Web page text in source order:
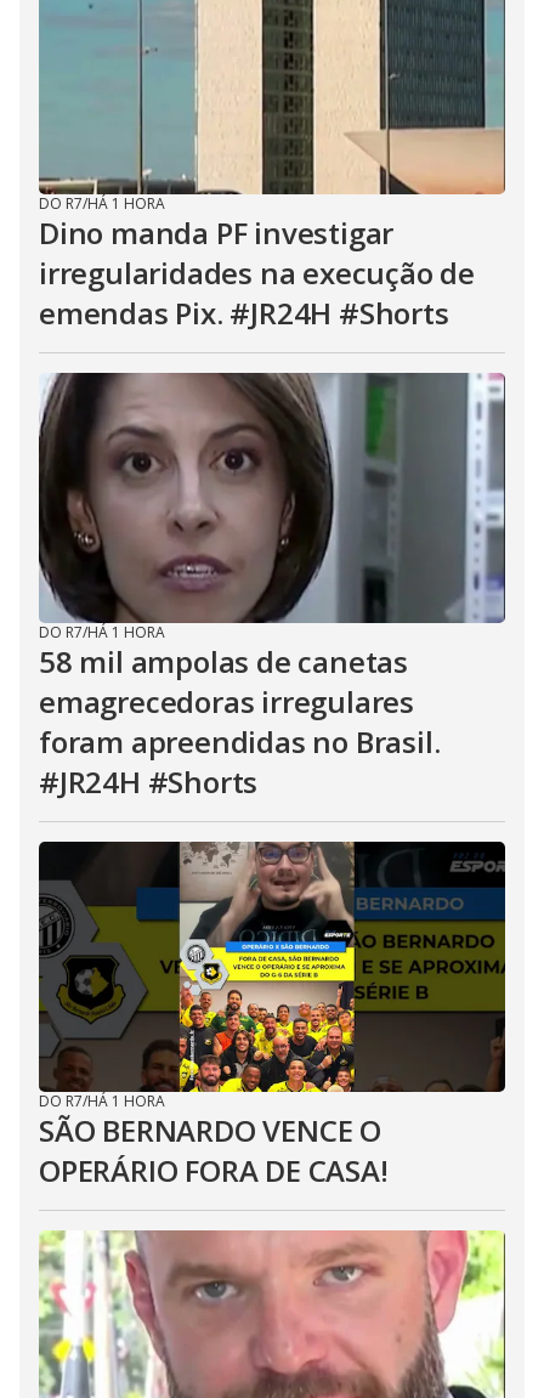
DO R7/HÁ 1 HORA
Dino manda PF investigar
irregularidades na execução de
emendas Pix. #JR24H #Shorts
DO R7/HÁ 1 HORA
58 mil ampolas de canetas
emagrecedoras irregulares
foram apreendidas no Brasil.
#JR24H #Shorts
DO R7/HÁ 1 HORA
SÃO BERNARDO VENCE O
OPERÁRIO FORA DE CASA!